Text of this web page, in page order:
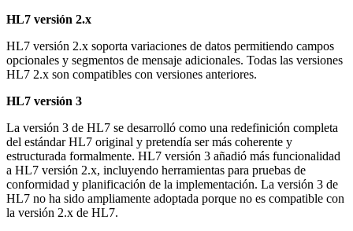
HL7 versión 2.x
HL7 versión 2.x soporta variaciones de datos permitiendo campos
opcionales y segmentos de mensaje adicionales. Todas las versiones
HL7 2.x son compatibles con versiones anteriores.
HL7 versión 3
La versión 3 de HL7 se desarrolló como una redefinición completa
del estándar HL7 original y pretendía ser más coherente y
estructurada formalmente. HL7 versión 3 añadió más funcionalidad
a HL7 versión 2.x, incluyendo herramientas para pruebas de
conformidad y planificación de la implementación. La versión 3 de
HL7 no ha sido ampliamente adoptada porque no es compatible con
la versión 2.x de HL7.